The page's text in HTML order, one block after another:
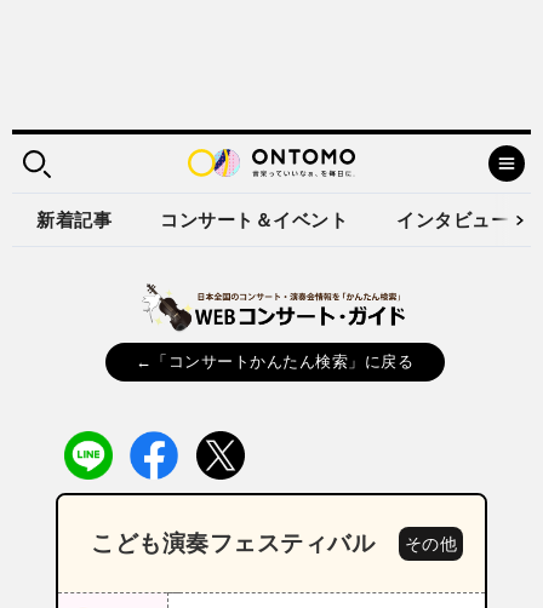
新着記事 コンサート＆イベント インタビュー
←「コンサートかんたん検索」に戻る
こども演奏フェスティバル その他